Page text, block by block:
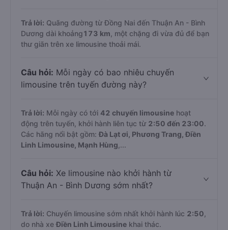
Trả lời: Quãng đường từ Đồng Nai đến Thuận An - Bình
Dương dài khoảng173 km , một chặng đi vừa đủ để bạn
thư giãn trên xe limousine thoải mái.
Câu hỏi: Mỗi ngày có bao nhiêu chuyến
limousine trên tuyến đường này?
Trả lời: Mỗi ngày có tới 42 chuyến limousine hoạt
động trên tuyến, khởi hành liên tục từ 2:50 đến 23:00.
Các hãng nổi bật gồm:Đà Lạt ơi, Phương Trang, Điền
Linh Limousine, Mạnh Hùng ,...
Câu hỏi: Xe limousine nào khởi hành từ
Thuận An - Bình Dương sớm nhất?
Trả lời: Chuyến limousine sớm nhất khởi hành lúc 2:50
do nhà xeĐiền Linh Limousine khai thác.